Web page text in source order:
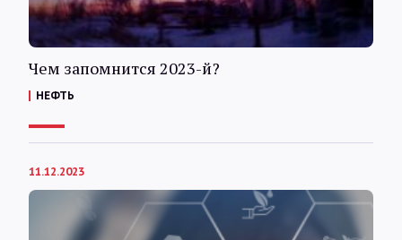
Чем запомнится 2023-й?
НЕФТЬ
11.12.2023